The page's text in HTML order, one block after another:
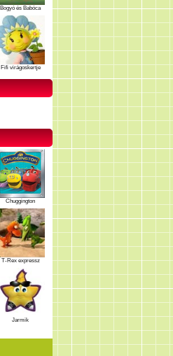
Bogyó és Babóca
Fifi virágoskertje
Chuggington
T-Rex expressz
Jarmik